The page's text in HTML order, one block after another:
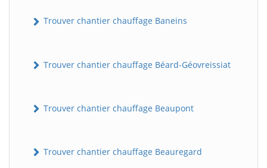
Trouver chantier chauffage Baneins
Trouver chantier chauffage Béard-Géovreissiat
Trouver chantier chauffage Beaupont
Trouver chantier chauffage Beauregard